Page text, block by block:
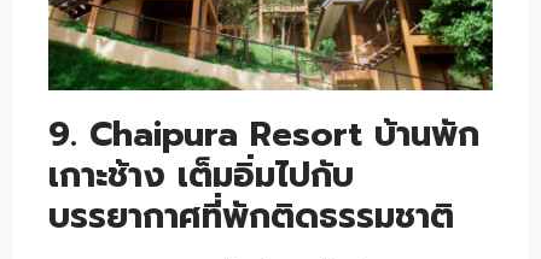
9. Chaipura Resort บ้านพัก
เกาะช้าง เต็มอิ่มไปกับ
บรรยากาศที่พักติดธรรมชาติ